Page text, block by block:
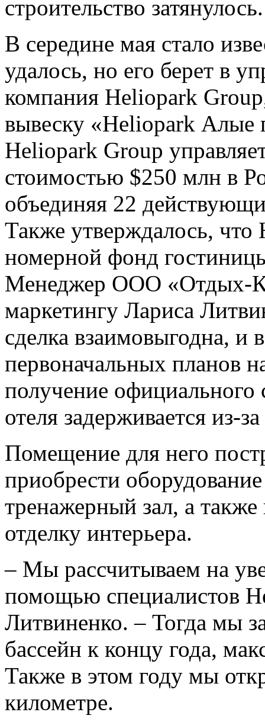
строительство затянулось.
В середине мая стало
удалось, но его берет в
компания Heliopark
вывеску «Heliopark
Heliopark Group
стоимостью $250 млн в
объединяя 22
Также утверждалось,
номерной фонд
Менеджер ООО «Отдых-
маркетингу Лариса
сделка взаимовыгодна, и
первоначальных планов
получение официального
отеля задерживается из-
Помещение для него
приобрести
тренажерный зал, а также
отделку интерьера.
– Мы рассчитываем на
помощью специалистов
Литвиненко. – Тогда мы
бассейн к концу года,
Также в этом году мы
километре.